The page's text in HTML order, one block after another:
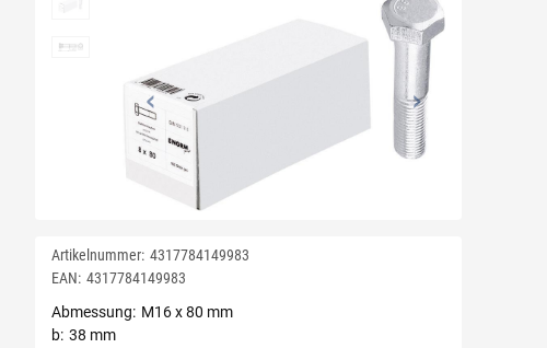
Artikelnummer: 4317784149983
EAN: 4317784149983
Abmessung
M16 x 80 mm
b 38 mm